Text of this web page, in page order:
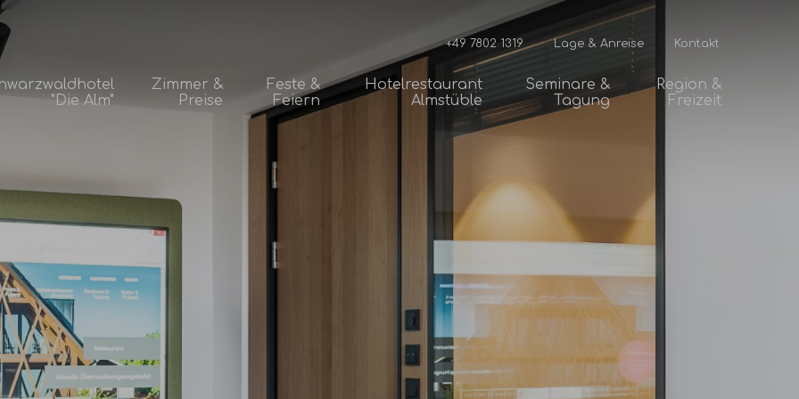
+49 7802 1319 Lage & Anreise Kontakt
"Die Alm"
Zimmer &
Preise
Feste &
Feiern
Hotelrestaurant
Almstüble
Seminare &
Tagung
Region &
Freizeit